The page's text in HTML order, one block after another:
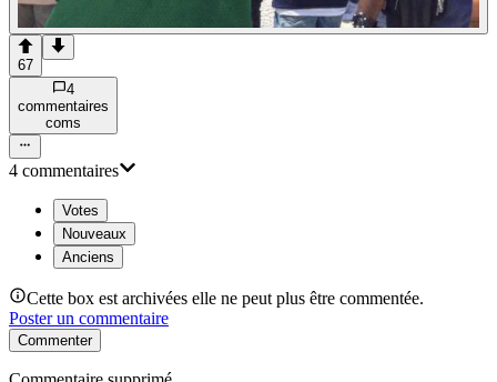
67
4
commentaires
coms
4 commentaires
Votes
Nouveaux
Anciens
Cette box est archivées elle ne peut plus être commentée.
Poster un commentaire
Commenter